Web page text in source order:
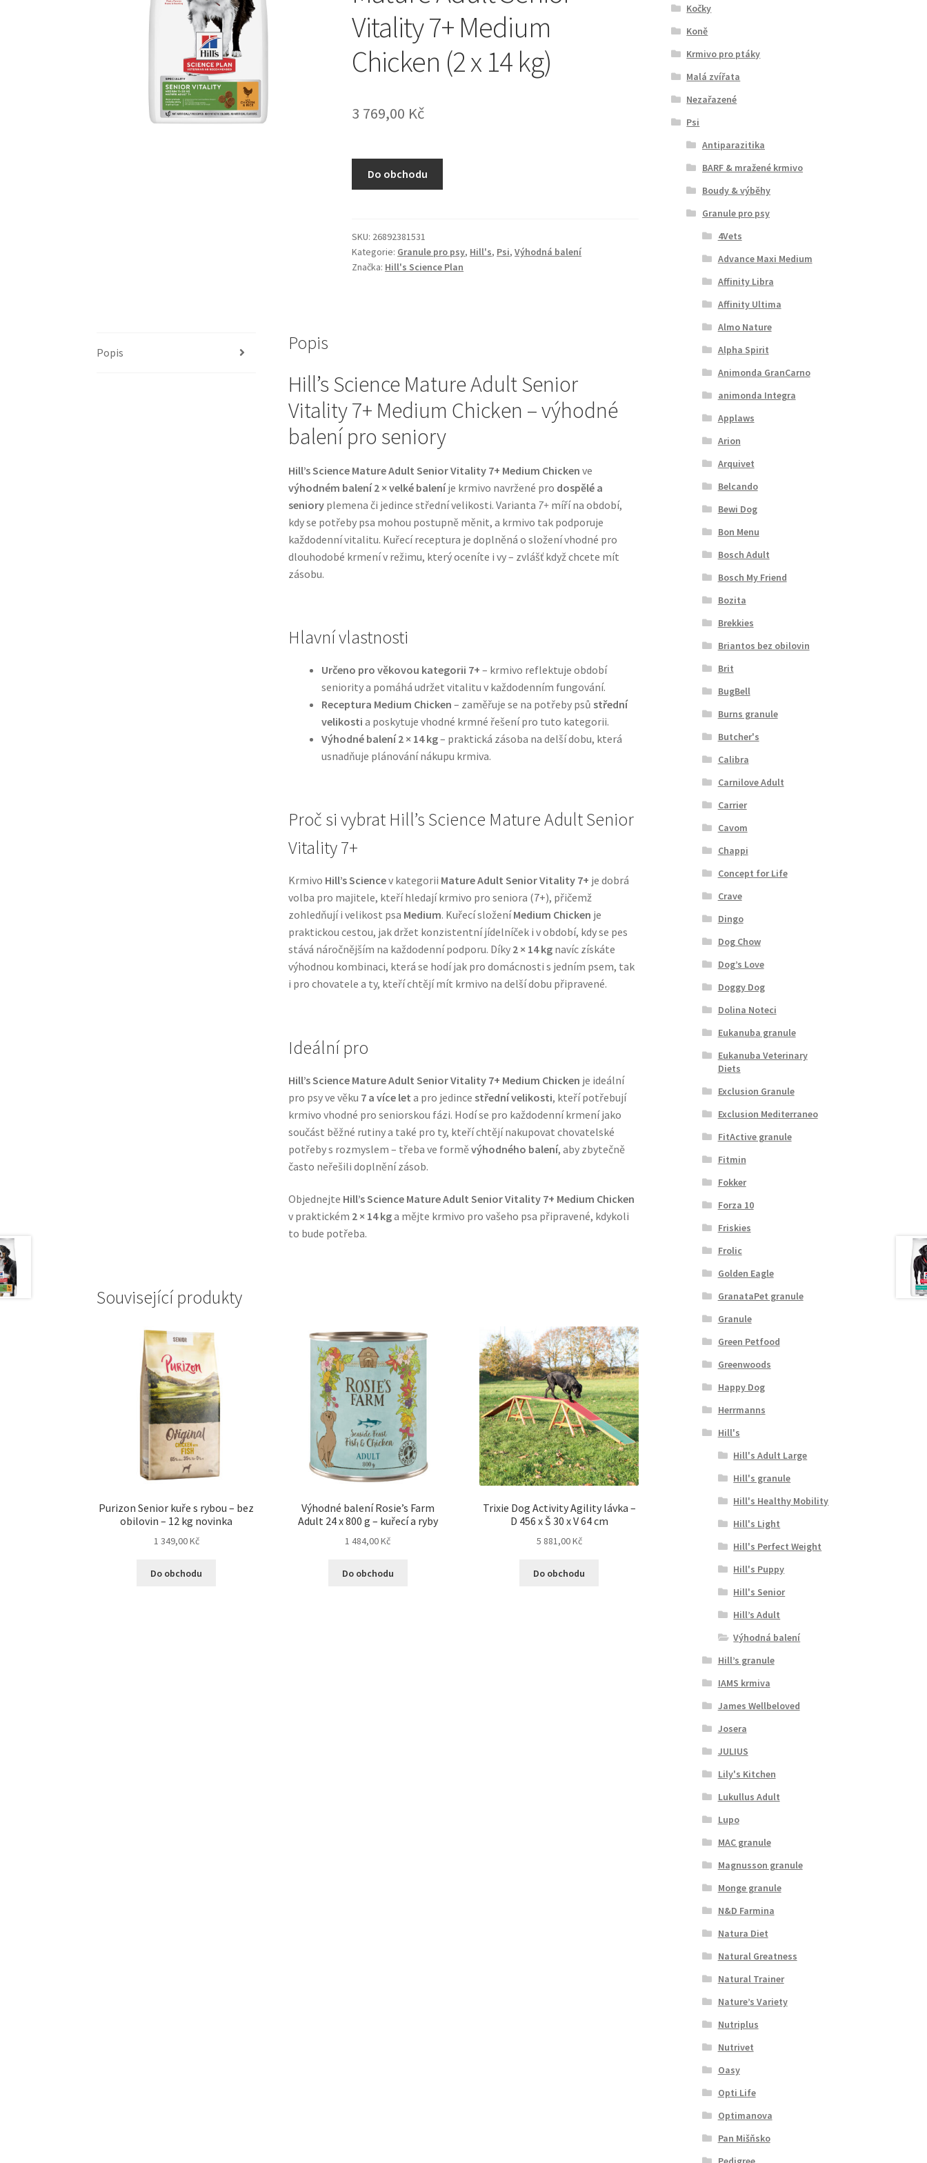
Vitality 7+ Medium
Chicken (2 x 14 kg)
3 769,00 Kč
Do obchodu
SKU: 26892381531
Kategorie: Granule pro psy, Hill's, Psi,Výhodná balení
Značka: Hill's Science Plan
Popis Popis
Hill’s Science Mature Adult Senior
Vitality 7+ Medium Chicken – výhodné
balení pro seniory
Hill’s Science Mature Adult Senior Vitality 7+ Medium Chicken ve
výhodném balení 2 × velké baleníje krmivo navržené pro dospělé a
senioryplemena či jedince střední velikosti. Varianta 7+míří na období,
kdy se potřeby psa mohou postupně měnit, a krmivo tak podporuje
každodenní vitalitu. Kuřecí receptura je doplněná o složení vhodné pro
dlouhodobé krmení v režimu, který oceníte i vy – zvlášť když chcete mít
zásobu.
Hlavní vlastnosti
Určeno pro věkovou kategorii 7+ – krmivo reflektuje období
seniority a pomáhá udržet vitalitu v každodenním fungování.
Receptura Medium Chicken – zaměřuje se na potřeby psů střední
velikosti a poskytuje vhodné krmné řešení pro tuto kategorii.
Výhodné balení 2 × 14 kg– praktická zásoba na delší dobu, která
usnadňuje plánování nákupu krmiva.
Proč si vybrat Hill’s Science Mature Adult Senior
Vitality 7+
Krmivo Hill’s Sciencev kategorii Mature Adult Senior Vitality 7+ je dobrá
volba pro majitele, kteří hledají krmivo pro seniora (7+), přičemž
zohledňují i velikost psa Medium. Kuřecí složeníMedium Chicken je
praktickou cestou, jak držet konzistentní jídelníček i v období, kdy se pes
stává náročnějším na každodenní podporu. Díky 2 × 14 kgnavíc získáte
výhodnou kombinaci, která se hodí jak pro domácnosti s jedním psem, tak
i pro chovatele a ty, kteří chtějí mít krmivo na delší dobu připravené.
Ideální pro
Hill’s Science Mature Adult Senior Vitality 7+ Medium Chicken je ideální
pro psy ve věku 7 a více let a pro jedince střední velikosti, kteří potřebují
krmivo vhodné pro seniorskou fázi. Hodí se pro každodenní krmení jako
součást běžné rutiny a také pro ty, kteří chtějí nakupovat chovatelské
potřeby s rozmyslem – třeba ve forměvýhodného balení, aby zbytečně
často neřešili doplnění zásob.
Objednejte Hill’s Science Mature Adult Senior Vitality 7+ Medium Chicken
v praktickém 2 × 14 kga mějte krmivo pro vašeho psa připravené, kdykoli
to bude potřeba.
Související produkty
Purizon Senior kuře s rybou – bez
obilovin – 12 kg novinka
1 349,00Kč
Do obchodu
Výhodné balení Rosie’s Farm
Adult 24 x 800 g – kuřecí a ryby
1 484,00Kč
Do obchodu
Trixie Dog Activity Agility lávka –
D 456 x Š 30 x V 64 cm
5 881,00Kč
Do obchodu
Kočky
Koně
Krmivo pro ptáky
Malá zvířata
Nezařazené
Psi
Antiparazitika
BARF & mražené krmivo
Boudy & výběhy
Granule pro psy
4Vets
Advance Maxi Medium
Affinity Libra
Affinity Ultima
Almo Nature
Alpha Spirit
Animonda GranCarno
animonda Integra
Applaws
Arion
Arquivet
Belcando
Bewi Dog
Bon Menu
Bosch Adult
Bosch My Friend
Bozita
Brekkies
Briantos bez obilovin
Brit
BugBell
Burns granule
Butcher's
Calibra
Carnilove Adult
Carrier
Cavom
Chappi
Concept for Life
Crave
Dingo
Dog Chow
Dog’s Love
Doggy Dog
Dolina Noteci
Eukanuba granule
Eukanuba Veterinary
Diets
Exclusion Granule
Exclusion Mediterraneo
FitActive granule
Fitmin
Fokker
Forza 10
Friskies
Frolic
Golden Eagle
GranataPet granule
Granule
Green Petfood
Greenwoods
Happy Dog
Herrmanns
Hill's
Hill's Adult Large
Hill's granule
Hill's Healthy Mobility
Hill's Light
Hill's Perfect Weight
Hill's Puppy
Hill's Senior
Hill’s Adult
Výhodná balení
Hill’s granule
IAMS krmiva
James Wellbeloved
Josera
JULIUS
Lily's Kitchen
Lukullus Adult
Lupo
MAC granule
Magnusson granule
Monge granule
N&D Farmina
Natura Diet
Natural Greatness
Natural Trainer
Nature’s Variety
Nutriplus
Nutrivet
Oasy
Opti Life
Optimanova
Pan Mišňsko